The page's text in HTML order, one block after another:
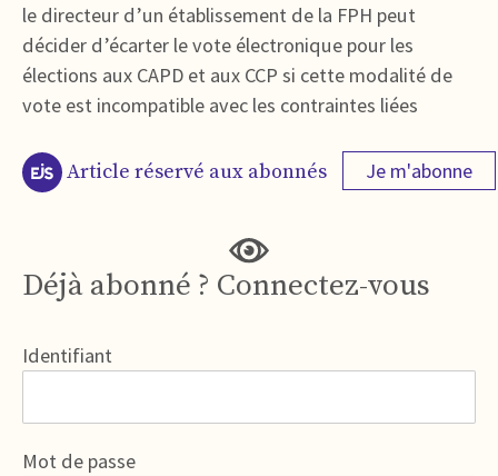
le directeur d’un établissement de la FPH peut
décider d’écarter le vote électronique pour les
élections aux CAPD et aux CCP si cette modalité de
vote est incompatible avec les contraintes liées
Article réservé aux abonnés Je m'abonne
Déjà abonné ? Connectez-vous
Identifiant
Mot de passe